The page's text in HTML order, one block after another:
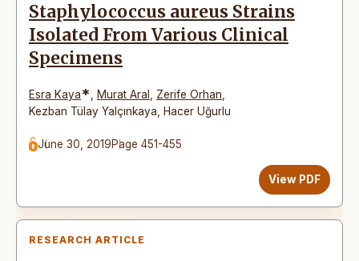
Staphylococcus aureus Strains
Isolated From Various Clinical
Specimens
Esra Kaya* Murat Aral Zerife Orhan
Kezban Tülay Yalçınkaya
Hacer Uğurlu
June 30, 2019Page 451-455
View PDF
RESEARCH ARTICLE